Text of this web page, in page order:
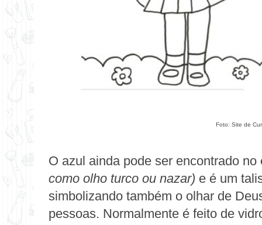
Foto: Site de
O azul ainda pode ser encontrado no
como olho turco ou nazar) e é um
simbolizando também o olhar de
pessoas. Normalmente é feito de